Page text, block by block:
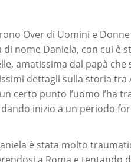
Over di Uomini e
nome Daniela, con cui è
amatissima dal papà
dettagli sulla storia tra
certo punto l’uomo l’ha
inizio a un periodo
è stata molto